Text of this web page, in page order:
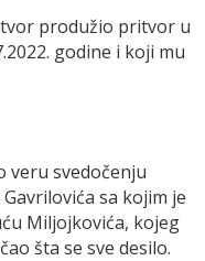
produžio pritvor u
godine i koji mu
veru svedočenju
sa kojim je
Miljojkovića, kojeg
šta se sve desilo.